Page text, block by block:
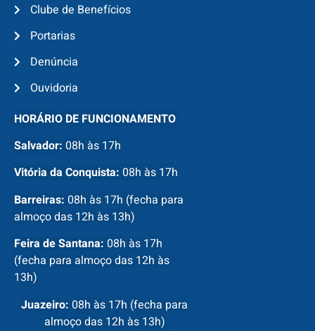
Clube de Benefícios
Portarias
Denúncia
Ouvidoria
HORÁRIO DE FUNCIONAMENTO
Salvador: 08h às 17h
Vitória da Conquista: 08h às 17h
Barreiras: 08h às 17h (fecha para
almoço das 12h às 13h)
Feira de Santana: 08h às 17h
(fecha para almoço das 12h às
13h)
Juazeiro: 08h às 17h (fecha para
almoço das 12h às 13h)